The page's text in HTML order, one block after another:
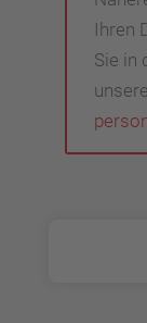
Ihren
Sie in